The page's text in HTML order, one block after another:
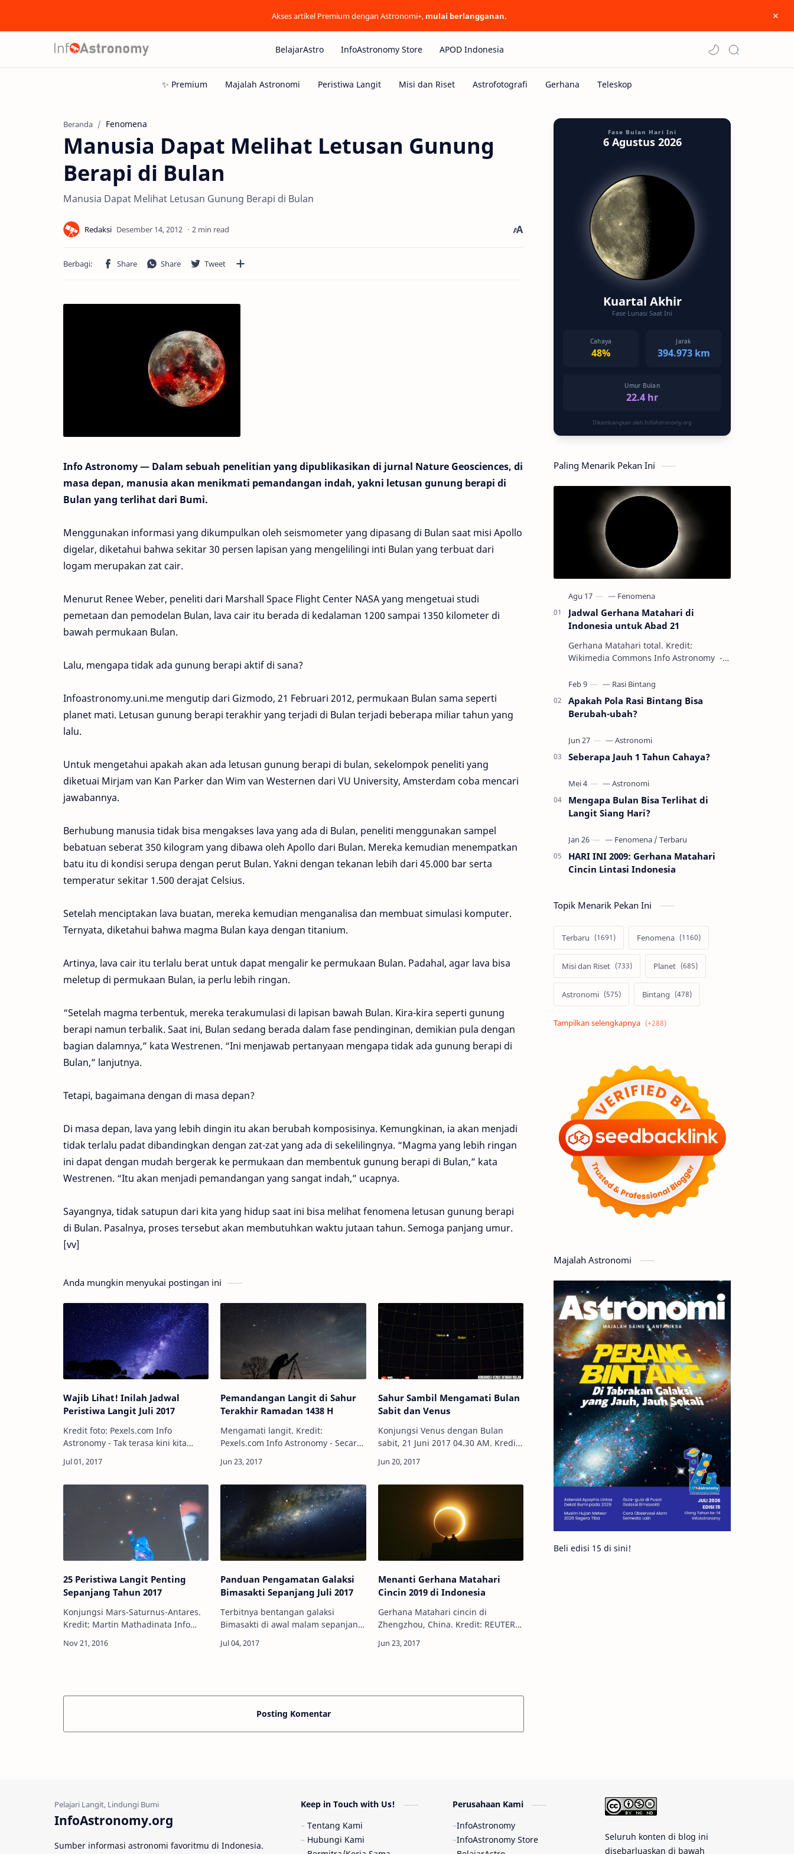
Akses artikel Premium dengan Astronomi+, mulai berlangganan.
BelajarAstro InfoAstronomy Store APOD Indonesia
Beranda Fenomena
Manusia Dapat Melihat Letusan Gunung
Berapi di Bulan
Manusia Dapat Melihat Letusan Gunung Berapi di Bulan
2 min read
Info Astronomy — Dalam sebuah penelitian yang dipublikasikan di jurnal Nature Geosciences, di
masa depan, manusia akan menikmati pemandangan indah, yakni letusan gunung berapi di
Bulan yang terlihat dari Bumi.
Menggunakan informasi yang dikumpulkan oleh seismometer yang dipasang di Bulan saat misi Apollo
digelar, diketahui bahwa sekitar 30 persen lapisan yang mengelilingi inti Bulan yang terbuat dari
logam merupakan zat cair.
Menurut Renee Weber, peneliti dari Marshall Space Flight Center NASA yang mengetuai studi
pemetaan dan pemodelan Bulan, lava cair itu berada di kedalaman 1200 sampai 1350 kilometer di
bawah permukaan Bulan.
Lalu, mengapa tidak ada gunung berapi aktif di sana?
Infoastronomy.uni.me mengutip dari Gizmodo, 21 Februari 2012, permukaan Bulan sama seperti
planet mati. Letusan gunung berapi terakhir yang terjadi di Bulan terjadi beberapa miliar tahun yang
lalu.
Untuk mengetahui apakah akan ada letusan gunung berapi di bulan, sekelompok peneliti yang
diketuai Mirjam van Kan Parker dan Wim van Westernen dari VU University, Amsterdam coba mencari
jawabannya.
Berhubung manusia tidak bisa mengakses lava yang ada di Bulan, peneliti menggunakan sampel
bebatuan seberat 350 kilogram yang dibawa oleh Apollo dari Bulan. Mereka kemudian menempatkan
batu itu di kondisi serupa dengan perut Bulan. Yakni dengan tekanan lebih dari 45.000 bar serta
temperatur sekitar 1.500 derajat Celsius.
Setelah menciptakan lava buatan, mereka kemudian menganalisa dan membuat simulasi komputer.
Ternyata, diketahui bahwa magma Bulan kaya dengan titanium.
Artinya, lava cair itu terlalu berat untuk dapat mengalir ke permukaan Bulan. Padahal, agar lava bisa
meletup di permukaan Bulan, ia perlu lebih ringan.
“Setelah magma terbentuk, mereka terakumulasi di lapisan bawah Bulan. Kira-kira seperti gunung
berapi namun terbalik. Saat ini, Bulan sedang berada dalam fase pendinginan, demikian pula dengan
bagian dalamnya,” kata Westrenen. “Ini menjawab pertanyaan mengapa tidak ada gunung berapi di
Bulan,” lanjutnya.
Tetapi, bagaimana dengan di masa depan?
Di masa depan, lava yang lebih dingin itu akan berubah komposisinya. Kemungkinan, ia akan menjadi
tidak terlalu padat dibandingkan dengan zat-zat yang ada di sekelilingnya. “Magma yang lebih ringan
ini dapat dengan mudah bergerak ke permukaan dan membentuk gunung berapi di Bulan,” kata
Westrenen. “Itu akan menjadi pemandangan yang sangat indah,” ucapnya.
Sayangnya, tidak satupun dari kita yang hidup saat ini bisa melihat fenomena letusan gunung berapi
di Bulan. Pasalnya, proses tersebut akan membutuhkan waktu jutaan tahun. Semoga panjang umur.
[vv]
Anda mungkin menyukai postingan ini
Wajib Lihat! Inilah Jadwal
Peristiwa Langit Juli 2017
Kredit foto: Pexels.com Info
Astronomy - Tak terasa kini kita
2017. Sepanjang Juli 2017,
langit yang akan …
Pemandangan Langit di Sahur
Terakhir Ramadan 1438 H
Mengamati langit. Kredit:
Pexels.com Info Astronomy - Secara
jatuh pada tanggal 25 Juni 2017.
merupakan sa…
Sahur Sambil Mengamati Bulan
Sabit dan Venus
Konjungsi Venus dengan Bulan
sabit, 21 Juni 2017 04.30 AM. Kredit:
Astronomy - Selepas sahur pada 21
25 Peristiwa Langit Penting
Sepanjang Tahun 2017
Konjungsi Mars-Saturnus-Antares.
Kredit: Martin Mathadinata Info
akan diingat sebagai tahun yang
Panduan Pengamatan Galaksi
Bimasakti Sepanjang Juli 2017
Terbitnya bentangan galaksi
Bimasakti di awal malam sepanjang
Astronomy - Karena telah memasuki
Menanti Gerhana Matahari
Cincin 2019 di Indonesia
Gerhana Matahari cincin di
Zhengzhou, China. Kredit: REUTERS
tuan rumah peristiwa besar dan
Posting Komentar
Fase Bulan Hari Ini
6 Agustus 2026
Kuartal Akhir
Fase Lunasi Saat Ini
Cahaya
48%
Jarak
394.973 km
Umur Bulan
22.4 hr
Dikembangkan oleh InfoAstronomy.org
Paling Menarik Pekan Ini
Jadwal Gerhana Matahari di
Indonesia untuk Abad 21
Gerhana Matahari total. Kredit:
Wikimedia Commons Info Astronomy -
gerhana Matahari akan terjadi sebanyak
22…
Apakah Pola Rasi Bintang Bisa
Berubah-ubah?
Seberapa Jauh 1 Tahun Cahaya?
Mengapa Bulan Bisa Terlihat di
Langit Siang Hari?
HARI INI 2009: Gerhana Matahari
Cincin Lintasi Indonesia
Topik Menarik Pekan Ini
Terbaru Fenomena
Misi dan Riset Planet
Astronomi Bintang
Alam semesta Galaksi
Tata Surya
Hype Astronot
Asteroid Observasi
Premium Komet
Penelitian
Satelit
Aurora Supernova
Nebula Sponsored
Matahari Mars
Planet Katai Featured
GMT 2016 History
Hoax Bima Sakti
Meteor Gerhana
Komet ISON Jupiter
Planet Kerdil Bumi
Pengetahuan Berita
Gambar Harian Titan
Bintang Neutron Hubble
Majalah Astronomi
Beli edisi 15 di sini!
InfoAstronomy.org
Sumber informasi astronomi favoritmu di Indonesia.
Keep in Touch with Us!
Tentang Kami
Hubungi Kami
Perusahaan Kami
InfoAstronomy
InfoAstronomy Store
Seluruh konten di blog ini
disebarluaskan di bawah